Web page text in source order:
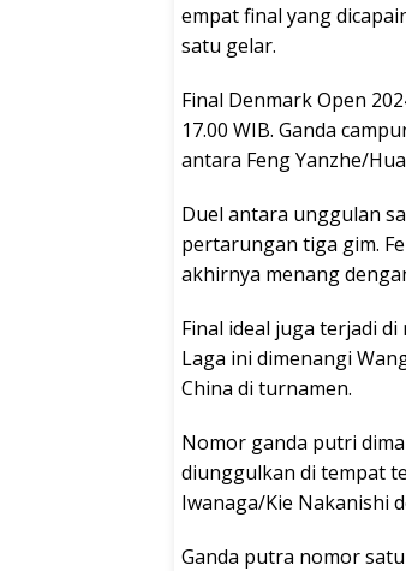
empat final yang
satu gelar.
Final Denmark Open
17.00 WIB. Ganda
antara Feng Yanzhe/
Duel antara unggulan
pertarungan tiga gim.
akhirnya menang
Final ideal juga terjadi
Laga ini dimenangi
China di turnamen.
Nomor ganda putri
diunggulkan di tempat
Iwanaga/Kie Nakanishi
Ganda putra nomor